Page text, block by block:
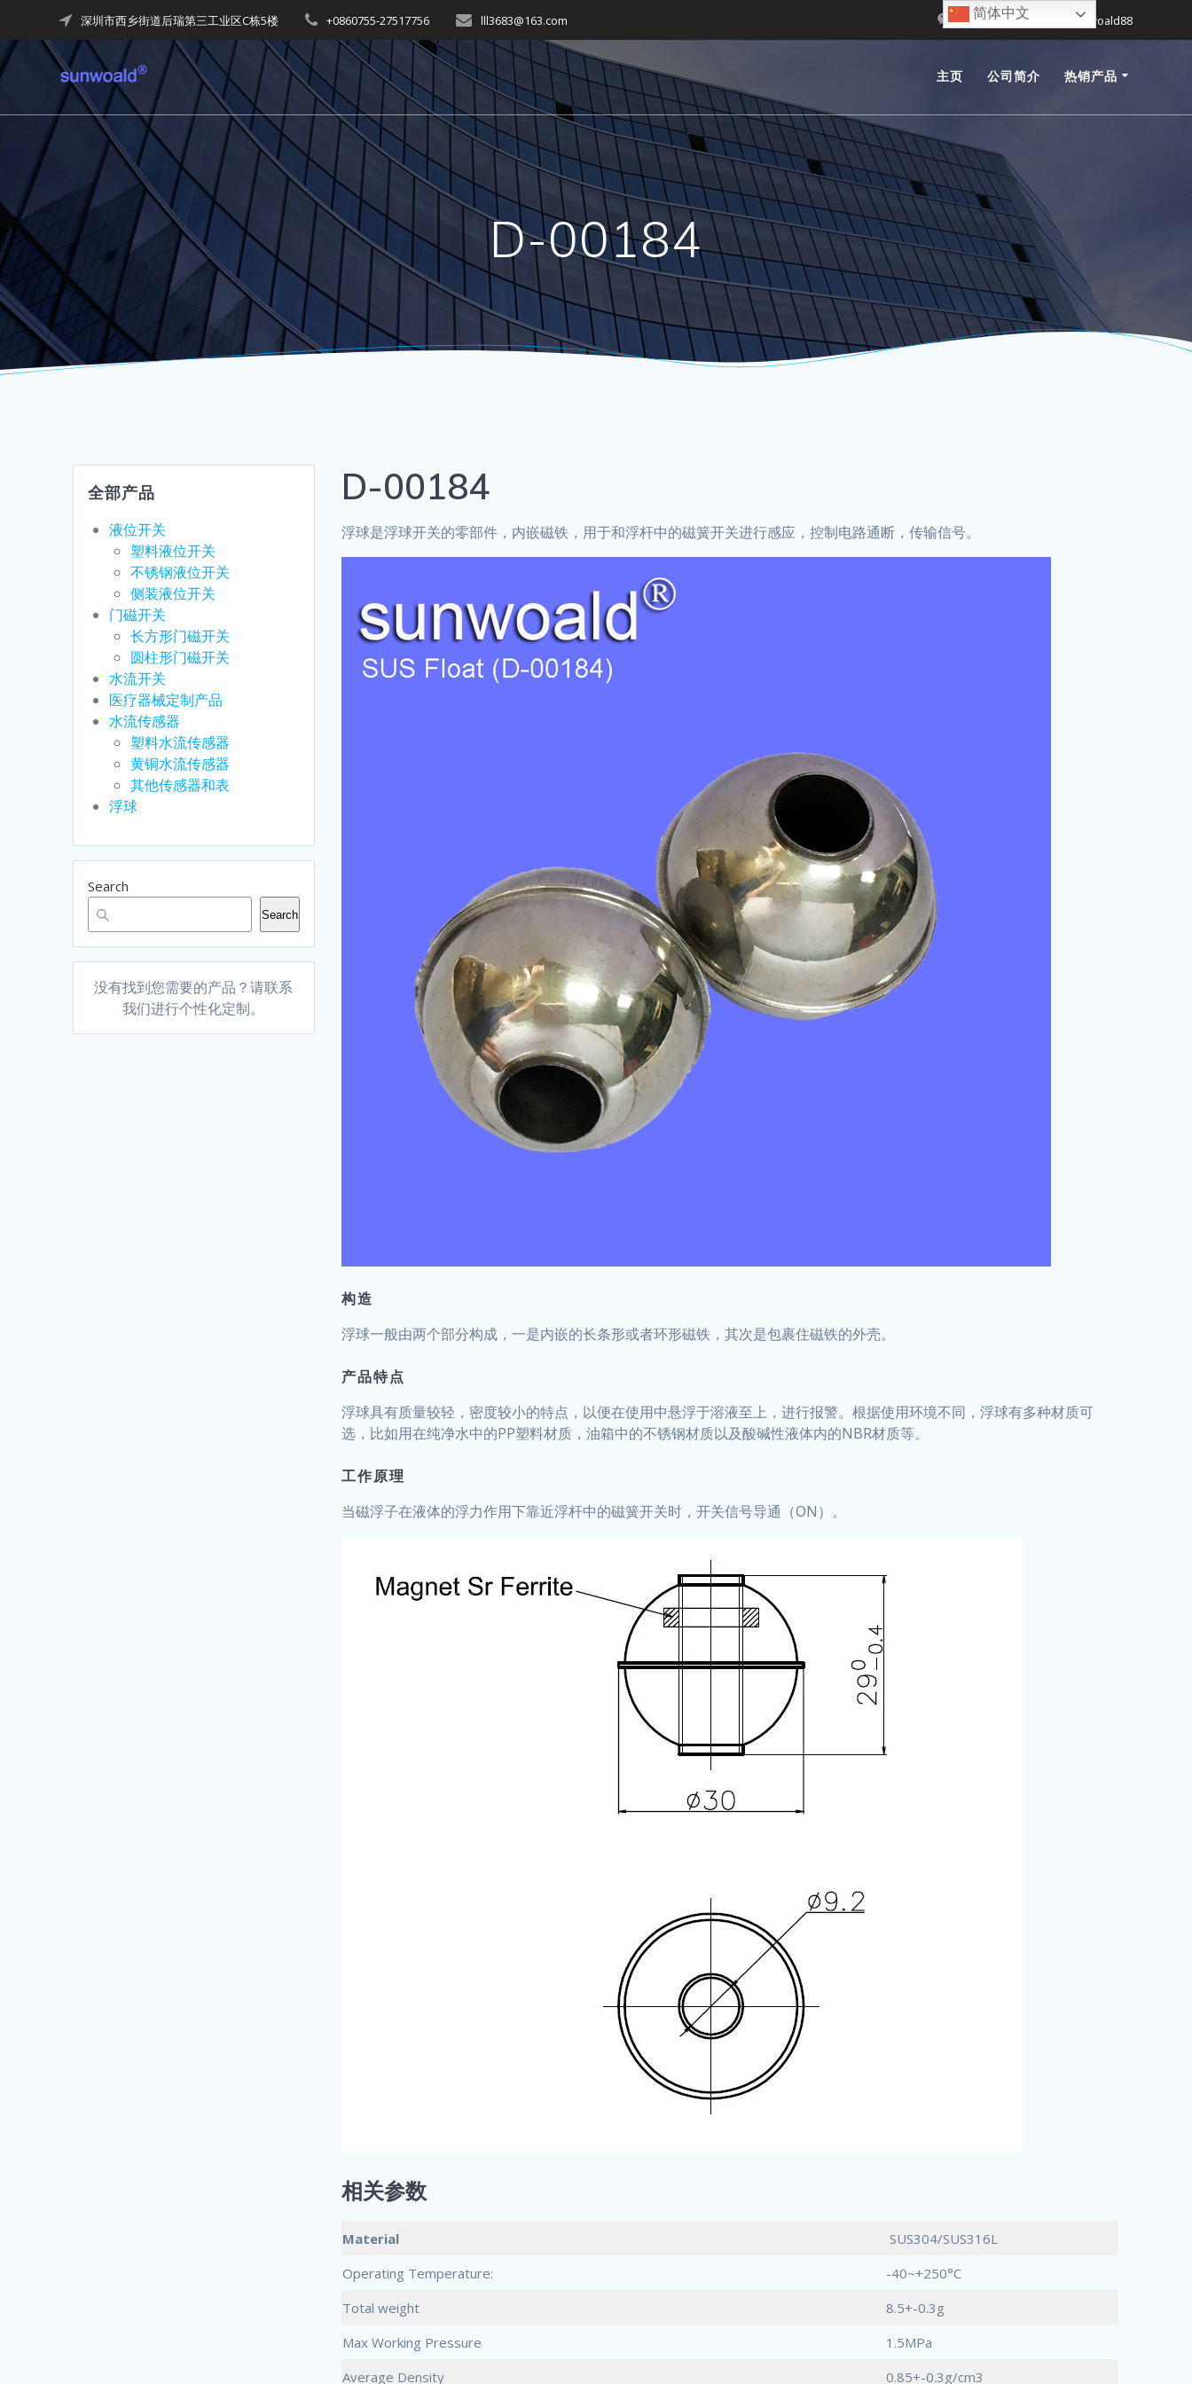
content
深圳市西乡街道后瑞第三工业区C栋5楼 +0860755-27517756 lll3683@163.com Sunwoald Sunwoald88
主页 公司简介 热销产品
D-00184
全部产品
液位开关
塑料液位开关
不锈钢液位开关
侧装液位开关
门磁开关
长方形门磁开关
圆柱形门磁开关
水流开关
医疗器械定制产品
水流传感器
塑料水流传感器
黄铜水流传感器
其他传感器和表
浮球
Search
Search
没有找到您需要的产品？请联系
我们进行个性化定制。
D-00184
浮球是浮球开关的零部件，内嵌磁铁，用于和浮杆中的磁簧开关进行感应，控制电路通断，传输信号。
构造
浮球一般由两个部分构成，一是内嵌的长条形或者环形磁铁，其次是包裹住磁铁的外壳。
产品特点
浮球具有质量较轻，密度较小的特点，以便在使用中悬浮于溶液至上，进行报警。根据使用环境不同，浮球有多种材质可
选，比如用在纯净水中的PP塑料材质，油箱中的不锈钢材质以及酸碱性液体内的NBR材质等。
工作原理
当磁浮子在液体的浮力作用下靠近浮杆中的磁簧开关时，开关信号导通（ON）。
相关参数
Material
SUS304/SUS316L
Operating Temperature:
-40~+250°C
Total weight
8.5+-0.3g
Max Working Pressure
1.5MPa
Average Density
0.85+-0.3g/cm3
简体中文